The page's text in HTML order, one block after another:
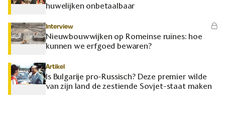
huwelijken onbetaalbaar
Interview
Nieuwbouwwijken op Romeinse ruïnes: hoe
kunnen we erfgoed bewaren?
Artikel
Is Bulgarije pro-Russisch? Deze premier wilde
van zijn land de zestiende Sovjet-staat maken